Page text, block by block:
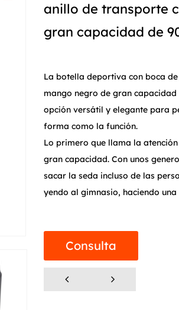
anillo de transporte
gran capacidad de
La botella deportiva con boca
mango negro de gran
opción versátil y elegante para
forma como la función.
Lo primero que llama la
gran capacidad. Con unos
sacar la seda incluso de las
yendo al gimnasio, haciendo
lo hace adecuado para diversos
el aire libre.
Una de las características más
práctico anillo de transporte. El
Consulta